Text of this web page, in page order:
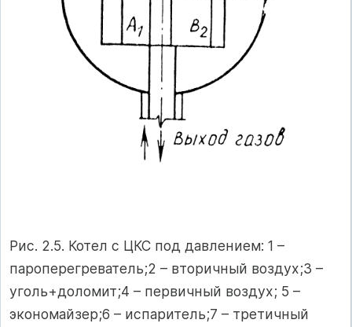
Рис. 2.5. Котел с ЦКС под давлением: 1 –
пароперегреватель;2 – вторичный воздух;3 –
уголь+доломит;4 – первичный воздух; 5 –
экономайзер;6 – испаритель;7 – третичный